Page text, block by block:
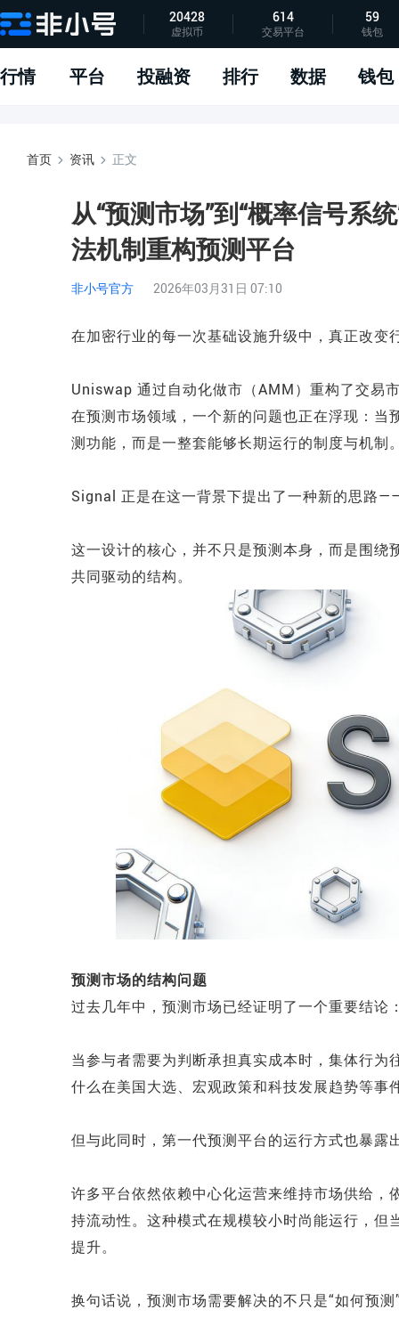
APP下载
指标说明
问题反馈
20428
虚拟币
614
交易平台
59
钱包
行情 平台 投融资 排行 数据 钱包
首页 资讯 正文
从“预测市场”到“概率信号系
法机制重构预测平台
非小号官方 2026年03月31日 07:10
在加密行业的每一次基础设施升级中，真正改
Uniswap 通过自动化做市（AMM）重构了交易
在预测市场领域，一个新的问题也正在浮现：
测功能，而是一整套能够长期运行的制度与机制
Signal 正是在这一背景下提出了一种新的思路
这一设计的核心，并不只是预测本身，而是围
共同驱动的结构。
预测市场的结构问题
过去几年中，预测市场已经证明了一个重要结论
当参与者需要为判断承担真实成本时，集体行
什么在美国大选、宏观政策和科技发展趋势等事
但与此同时，第一代预测平台的运行方式也暴露
许多平台依然依赖中心化运营来维持市场供给
持流动性。这种模式在规模较小时尚能运行，
提升。
换句话说，预测市场需要解决的不只是“如何预